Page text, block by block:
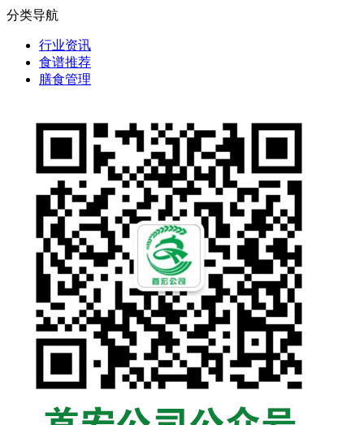
分类导航
行业资讯
食谱推荐
膳食管理